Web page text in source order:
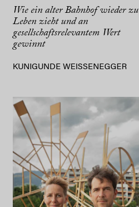
Wie ein alter Bahnhof wieder zu
Leben zieht und an
gesellschaftsrelevantem Wert
gewinnt
KUNIGUNDE WEISSENEGGER